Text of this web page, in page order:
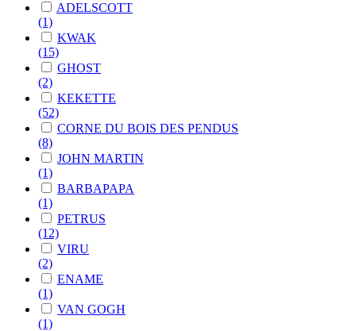
ADELSCOTT
(1)
KWAK
(15)
GHOST
(2)
KEKETTE
(52)
CORNE DU BOIS DES PENDUS
(8)
JOHN MARTIN
(1)
BARBAPAPA
(1)
PETRUS
(12)
VIRU
(2)
ENAME
(1)
VAN GOGH
(1)